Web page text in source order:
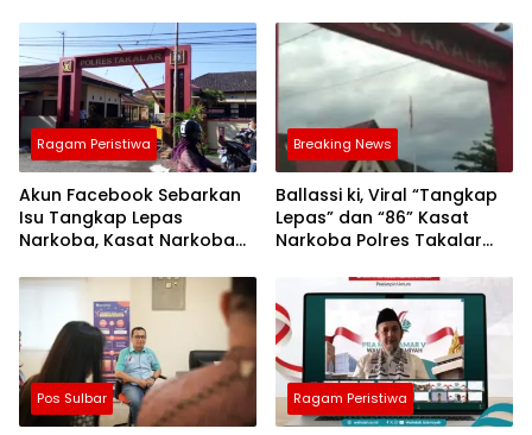
dengan Pemuda Pancasila
Ragam Peristiwa
Akun Facebook Sebarkan
Isu Tangkap Lepas
Narkoba, Kasat Narkoba
dan Fitnah
Breaking News
Ballassi ki, Viral “Tangkap
Lepas” dan “86” Kasat
Narkoba Polres Takalar
Pos Sulbar Ragam Peristiwa